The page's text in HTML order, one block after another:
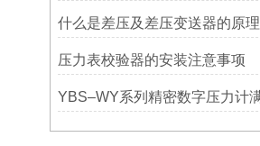
什么是差压及差压变送器的原理
压力表校验器的安装注意事项